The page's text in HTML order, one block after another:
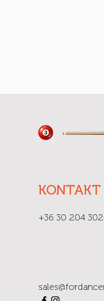
KONTAKT
+36 30 204